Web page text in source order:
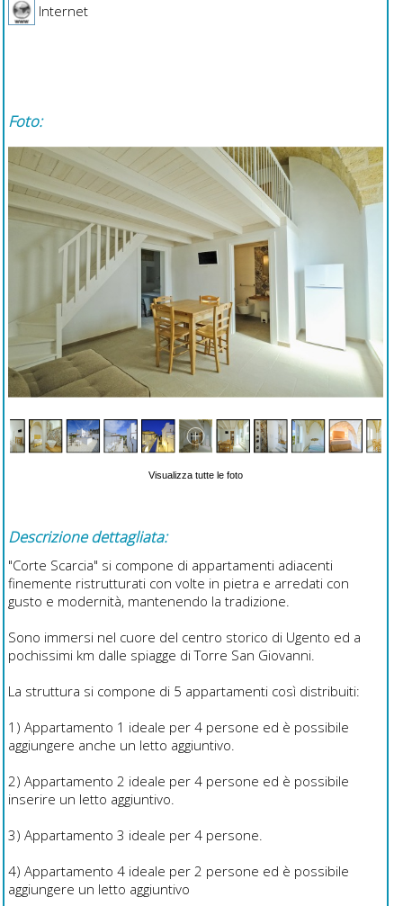
Internet
Foto:
Visualizza tutte le foto
Descrizione dettagliata:
"Corte Scarcia" si compone di appartamenti adiacenti
finemente ristrutturati con volte in pietra e arredati con
gusto e modernità, mantenendo la tradizione.
Sono immersi nel cuore del centro storico di Ugento ed a
pochissimi km dalle spiagge di Torre San Giovanni.
La struttura si compone di 5 appartamenti così distribuiti:
1) Appartamento 1 ideale per 4 persone ed è possibile
aggiungere anche un letto aggiuntivo.
2) Appartamento 2 ideale per 4 persone ed è possibile
inserire un letto aggiuntivo.
3) Appartamento 3 ideale per 4 persone.
4) Appartamento 4 ideale per 2 persone ed è possibile
aggiungere un letto aggiuntivo